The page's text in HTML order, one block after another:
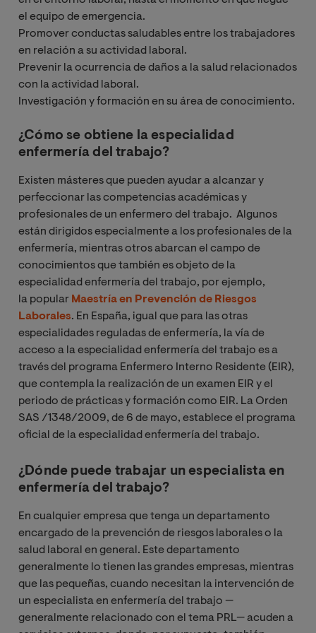
el equipo de emergencia.
Promover conductas saludables entre los trabajadores
en relación a su actividad laboral.
Prevenir la ocurrencia de daños a la salud relacionados
con la actividad laboral.
Investigación y formación en su área de conocimiento.
¿Cómo se obtiene la especialidad
enfermería del trabajo?
Existen másteres que pueden ayudar a alcanzar y
perfeccionar las competencias académicas y
profesionales de un enfermero del trabajo. Algunos
están dirigidos especialmente a los profesionales de la
enfermería, mientras otros abarcan el campo de
conocimientos que también es objeto de la
especialidad enfermería del trabajo, por ejemplo,
la popular Maestría en Prevención de Riesgos
Laborales. En España, igual que para las otras
especialidades reguladas de enfermería, la vía de
acceso a la especialidad enfermería del trabajo es a
través del programa Enfermero Interno Residente (EIR),
que contempla la realización de un examen EIR y el
periodo de prácticas y formación como EIR. La Orden
SAS /1348/2009, de 6 de mayo, establece el programa
oficial de la especialidad enfermería del trabajo.
¿Dónde puede trabajar un especialista en
enfermería del trabajo?
En cualquier empresa que tenga un departamento
encargado de la prevención de riesgos laborales o la
salud laboral en general. Este departamento
generalmente lo tienen las grandes empresas, mientras
que las pequeñas, cuando necesitan la intervención de
un especialista en enfermería del trabajo —
generalmente relacionado con el tema PRL— acuden a